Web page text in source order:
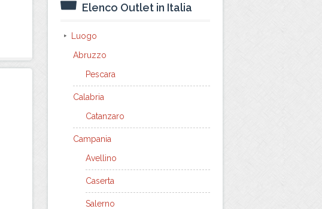
Elenco Outlet in Italia
Luogo
Abruzzo
Pescara
Calabria
Catanzaro
Campania
Avellino
Caserta
Salerno